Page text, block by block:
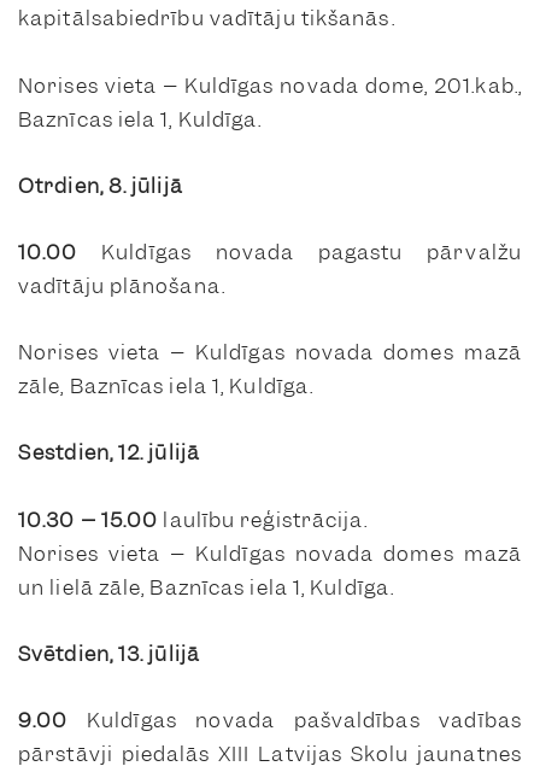
kapitālsabiedrību vadītāju tikšanās.
Norises vieta – Kuldīgas novada dome, 201.kab.,
Baznīcas iela 1, Kuldīga.
Otrdien, 8. jūlijā
10.00 Kuldīgas novada pagastu pārvalžu
vadītāju plānošana.
Norises vieta – Kuldīgas novada domes mazā
zāle, Baznīcas iela 1, Kuldīga.
Sestdien, 12. jūlijā
10.30 – 15.00 laulību reģistrācija.
Norises vieta – Kuldīgas novada domes mazā
un lielā zāle, Baznīcas iela 1, Kuldīga.
Svētdien, 13. jūlijā
9.00 Kuldīgas novada pašvaldības vadības
pārstāvji piedalās XIII Latvijas Skolu jaunatnes